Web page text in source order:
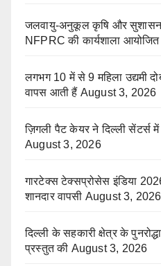
जलवायु-अनुकूल कृषि और सुशासन
NFPRC की कार्यशाला आयोजित
लगभग 10 में से 9 महिला उद्यमी
वापस आती हैं August 3, 2026
ज़िगली पैट केयर ने दिल्ली सेंटर्स
August 3, 2026
गारटेक्स टेक्सप्रोसेस इंडिया
शानदार वापसी August 3, 2026
दिल्ली के सहकारी क्षेत्र के
प्रस्तुत की August 3, 2026